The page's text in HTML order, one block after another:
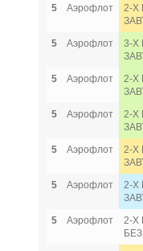
5
Аэрофлот
2-Х
5
Аэрофлот
3-Х
5
Аэрофлот
2-Х
5
Аэрофлот
2-Х
5
Аэрофлот
2-Х
5
Аэрофлот
2-Х
5
Аэрофлот
2-Х